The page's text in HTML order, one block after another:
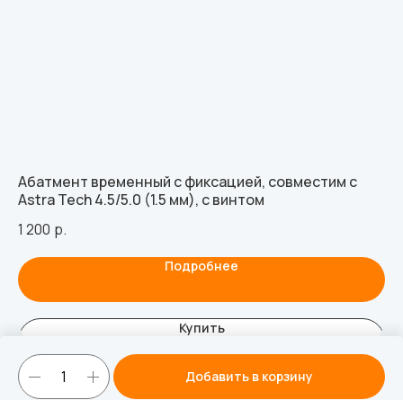
Добавить в корзину
Абатмент временный с фиксацией, совместим с
Astra Tech 4.5/5.0 (1.5 мм), с винтом
1 200 р.
Подробнее
Купить